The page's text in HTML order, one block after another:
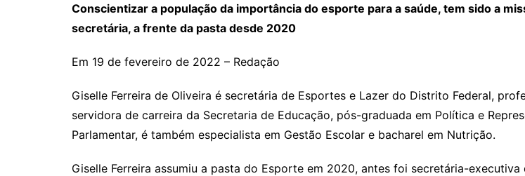
Conscientizar a população da importância do esporte para a saúde, tem sido a
secretária, a frente da pasta desde 2020
Em 19 de fevereiro de 2022 – Redação
Giselle Ferreira de Oliveira é secretária de Esportes e Lazer do Distrito Federal,
servidora de carreira da Secretaria de Educação, pós-graduada em Política e
Parlamentar, é também especialista em Gestão Escolar e bacharel em Nutrição.
Giselle Ferreira assumiu a pasta do Esporte em 2020, antes foi secretária-executiva